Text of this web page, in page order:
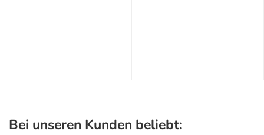
Bei unseren Kunden beliebt: